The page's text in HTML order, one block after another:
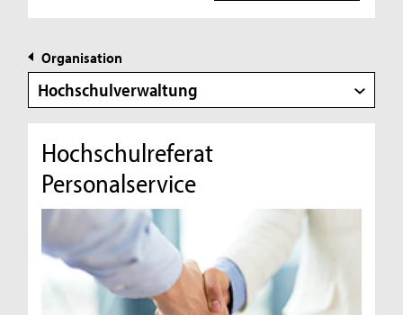
Organisation
Hochschulverwaltung
Hochschulreferat
Personalservice